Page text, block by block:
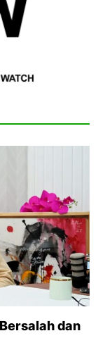
dan